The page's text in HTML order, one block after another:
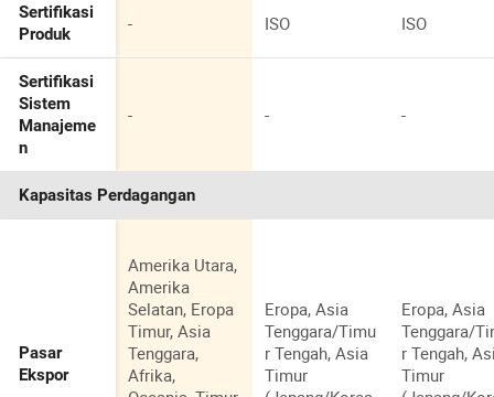
Sertifikasi
Produk
- ISO ISO
Sertifikasi
Sistem
Manajeme
n
- - -
Kapasitas Perdagangan
Pasar
Ekspor
Amerika Utara,
Amerika
Selatan, Eropa
Timur, Asia
Tenggara,
Afrika,
Eropa, Asia
Tenggara/Timu
r Tengah, Asia
Timur
Eropa, Asia
Tenggara/
r Tengah,
Timur